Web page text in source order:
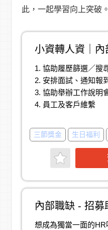
此，一起學習向上突破。
1. 協助履歷篩選／搜
2. 安排面試、通知報
3. 協助舉辦工作說明
4. 員工及客戶維繫
- 此工作不僅僅是主
要是需要針對企業的
力網站上開放履歷的
約面試。
人力招募工作有興趣
我們的行列
【 薪 資 福 利 】
三節獎金 生日福利
想成為獨當一面的